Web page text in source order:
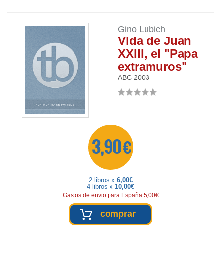
Gino Lubich
Vida de Juan
XXIII, el "Papa
extramuros"
ABC 2003
3,90 €
2 libros x 6,00€
4 libros x 10,00€
Gastos de envio para España 5,00€
comprar